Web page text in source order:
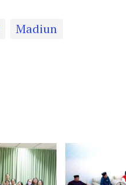
Madiun